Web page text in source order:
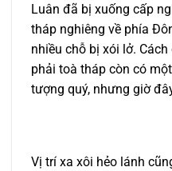
Luân đã bị xuống cấp
tháp nghiêng về phía
nhiều chỗ bị xói lở.
phải toà tháp còn có
tượng quý, nhưng giờ
Vị trí xa xôi hẻo lánh